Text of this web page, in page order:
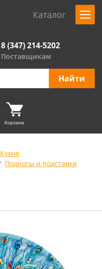
Каталог
8 (347) 214-5202
Поставщикам
Корзина
Кухня
Подносы и подставки